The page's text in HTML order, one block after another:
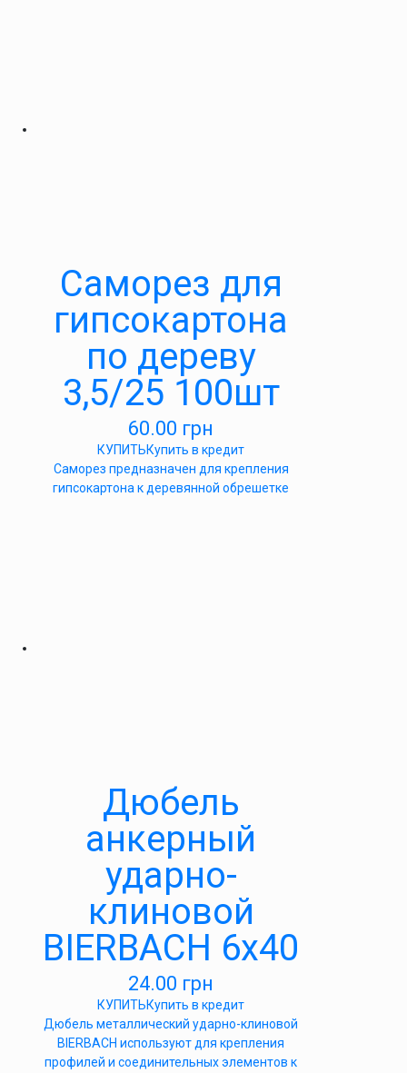
Саморез для
гипсокартона
по дереву
3,5/25 100шт
60.00 грн
КУПИТЬКупить в кредит
Саморез предназначен для крепления
гипсокартона к деревянной обрешетке
Дюбель
анкерный
ударно-
клиновой
BIERBACH 6х40
24.00 грн
КУПИТЬКупить в кредит
Дюбель металлический ударно-клиновой
BIERBACH используют для крепления
профилей и соединительных элементов к